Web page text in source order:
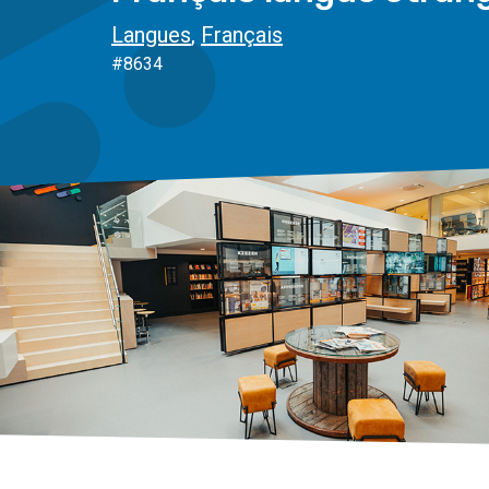
Langues, Français
#8634